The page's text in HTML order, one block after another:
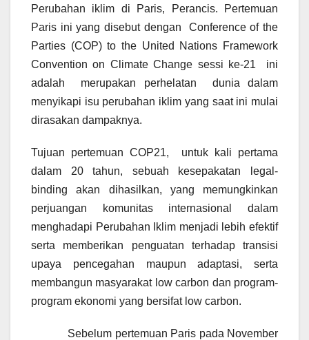
Perubahan iklim di Paris, Perancis. Pertemuan
Paris ini yang disebut dengan Conference of the
Parties (COP) to the United Nations Framework
Convention on Climate Change sessi ke-21 ini
adalah merupakan perhelatan dunia dalam
menyikapi isu perubahan iklim yang saat ini mulai
dirasakan dampaknya.
Tujuan pertemuan COP21, untuk kali pertama
dalam 20 tahun, sebuah kesepakatan legal-
binding akan dihasilkan, yang memungkinkan
perjuangan komunitas internasional dalam
menghadapi Perubahan Iklim menjadi lebih efektif
serta memberikan penguatan terhadap transisi
upaya pencegahan maupun adaptasi, serta
membangun masyarakat low carbon dan program-
program ekonomi yang bersifat low carbon.
Sebelum pertemuan Paris pada November